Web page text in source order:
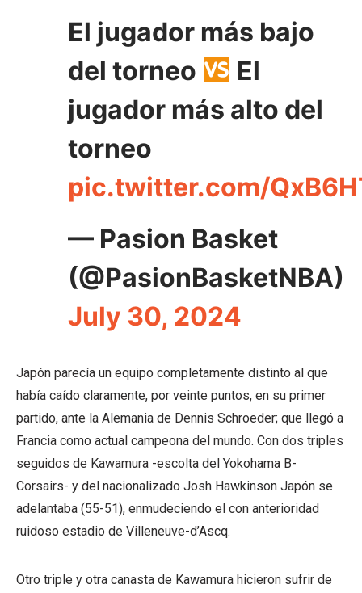
El jugador más bajo
del torneo
El
jugador más alto del
torneo
pic.twitter.com/
— Pasion Basket
(@PasionBasketNBA)
July 30, 2024
Japón parecía un equipo completamente distinto al que
había caído claramente, por veinte puntos, en su primer
partido, ante la Alemania de Dennis Schroeder; que llegó a
Francia como actual campeona del mundo. Con dos triples
seguidos de Kawamura -escolta del Yokohama B-
Corsairs- y del nacionalizado Josh Hawkinson Japón se
adelantaba (55-51), enmudeciendo el con anterioridad
ruidoso estadio de Villeneuve-d’Ascq.
Otro triple y otra canasta de Kawamura hicieron sufrir de